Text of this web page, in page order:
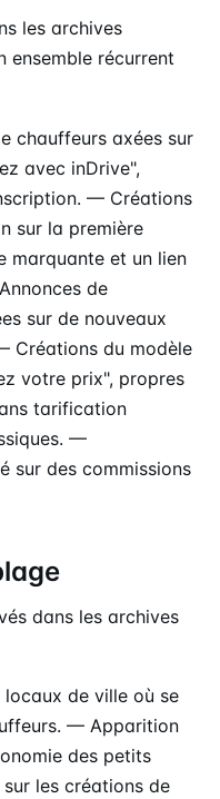
les archives
ensemble récurrent
chauffeurs axées sur
avec inDrive",
— Créations
sur la première
marquante et un lien
de
sur de nouveaux
Créations du modèle
votre prix", propres
tarification
—
sur des commissions
dans les archives
de ville où se
— Apparition
des petits
les créations de